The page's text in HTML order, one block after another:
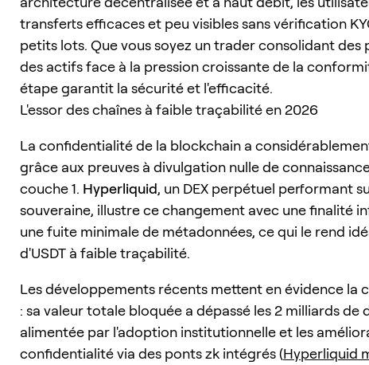
transferts efficaces et peu visibles sans vérification
petits lots. Que vous soyez un trader consolidant
des actifs face à la pression croissante de la
étape garantit la sécurité et l'efficacité.
L'essor des chaînes à faible traçabilité en 2026
La confidentialité de la blockchain a
grâce aux preuves à divulgation nulle de
couche 1. Hyperliquid, un DEX perpétuel performant
souveraine, illustre ce changement avec une finalité
une fuite minimale de métadonnées, ce qui le rend
d'USDT à faible traçabilité.
Les développements récents mettent en évidence la
: sa valeur totale bloquée a dépassé les 2 milliards de
alimentée par l'adoption institutionnelle et les
confidentialité via des ponts zk intégrés (Hyperliquid